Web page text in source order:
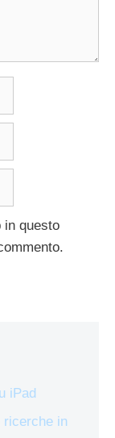
in questo
iPad
ricerche in